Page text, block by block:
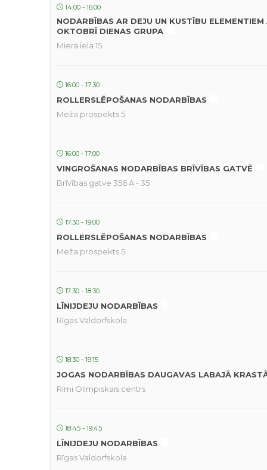
14:00 - 16:00
NODARBĪBAS AR DEJU UN KUSTĪBU
OKTOBRĪ DIENAS GRUPA
Miera iela 15
16:00 - 17:30
ROLLERSLĒPOŠANAS NODARBĪBAS
Meža prospekts 5
16:00 - 17:00
VINGROŠANAS NODARBĪBAS BRĪVĪBAS GATVĒ
Brīvības gatve 356 A - 35
17:30 - 19:00
ROLLERSLĒPOŠANAS NODARBĪBAS
Meža prospekts 5
17:30 - 18:30
LĪNIJDEJU NODARBĪBAS
Rīgas Valdorfskola
18:30 - 19:15
JOGAS NODARBĪBAS DAUGAVAS LABAJĀ
Rimi Olimpiskais centrs
18:45 - 19:45
LĪNIJDEJU NODARBĪBAS
Rīgas Valdorfskola